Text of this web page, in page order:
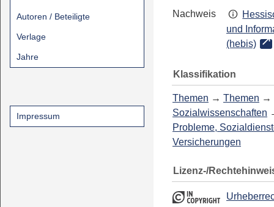
Autoren / Beteiligte
Verlage
Jahre
Impressum
Nachweis
und
(hebis)
Klassifikation
Themen → Themen →
Sozialwissenschaften
Probleme,
Versicherungen
Lizenz-/